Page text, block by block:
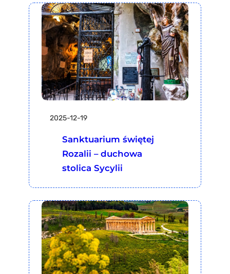
2025-12-19
Sanktuarium świętej
Rozalii – duchowa
stolica Sycylii